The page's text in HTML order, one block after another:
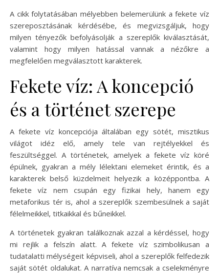
A cikk folytatásában mélyebben belemerülünk a fekete víz
szereposztásának kérdésébe, és megvizsgáljuk, hogy
milyen tényezők befolyásolják a szereplők kiválasztását,
valamint hogy milyen hatással vannak a nézőkre a
megfelelően megválasztott karakterek.
Fekete víz: A koncepció
és a történet szerepe
A fekete víz koncepciója általában egy sötét, misztikus
világot idéz elő, amely tele van rejtélyekkel és
feszültséggel. A történetek, amelyek a fekete víz köré
épülnek, gyakran a mély lélektani elemeket érintik, és a
karakterek belső küzdelmeit helyezik a középpontba. A
fekete víz nem csupán egy fizikai hely, hanem egy
metaforikus tér is, ahol a szereplők szembesülnek a saját
félelmeikkel, titkaikkal és bűneikkel.
A történetek gyakran találkoznak azzal a kérdéssel, hogy
mi rejlik a felszín alatt. A fekete víz szimbolikusan a
tudatalatti mélységeit képviseli, ahol a szereplők felfedezik
saját sötét oldalukat. A narratíva nemcsak a cselekményre